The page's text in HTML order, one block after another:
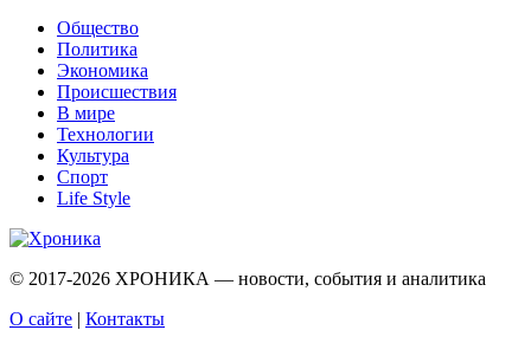
Общество
Политика
Экономика
Происшествия
В мире
Технологии
Культура
Спорт
Life Style
© 2017-2026 ХРОНИКА — новости, события и аналитика
О сайте | Контакты